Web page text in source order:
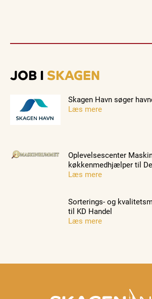
JOB I SKAGEN
Skagen Havn søger
Læs mere
Oplevelsescenter
køkkenmedhjælper til
Læs mere
Sorterings- og
til KD Handel
Læs mere